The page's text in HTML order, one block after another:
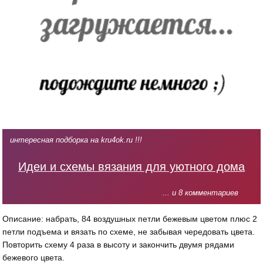
интересная подборка на kru4ok.ru !!!
Идеи и схемы вязания для уютного дома
... и 8 комментариев
Описание: набрать, 84 воздушных петли бежевым цветом плюс 2
петли подъе­ма и вязать по схеме, не за­бывая чередовать цвета.
По­вторить схему 4 раза в вы­соту и закончить двумя ря­дами
бежевого цвета.